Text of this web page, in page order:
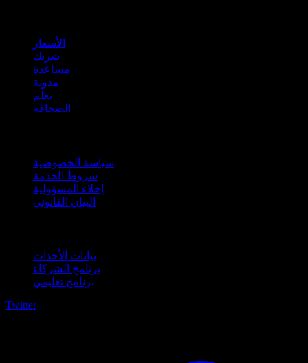
الأسعار
شريك
مساعدة
مدونة
تعلّم
الصحافة
سياسة الخصوصية
شروط الخدمة
إخلاء المسؤولية
البيان القانوني
بيانات الأحداث
برنامج الشركاء
برنامج تعليمي
Twitter